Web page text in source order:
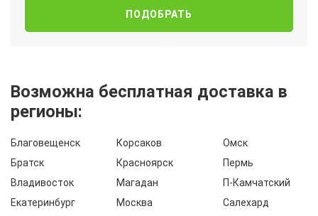
Возможна бесплатная доставка в
регионы:
Благовещенск
Братск
Владивосток
Екатеринбург
Корсаков
Красноярск
Магадан
Москва
Омск
Пермь
П-Камчатский
Салехард